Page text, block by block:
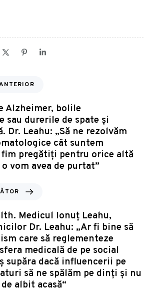
Alzheimer, bolile
sau durerile de spate și
Dr. Leahu: „Să ne rezolvăm
cât suntem
fim pregătiți pentru orice altă
vom avea de purtat”
Medicul Ionuţ Leahu,
Dr. Leahu: „Ar fi bine să
care să reglementeze
medicală de pe social
supăra dacă influencerii pe
să ne spălăm pe dinţi şi nu
albit acasă“